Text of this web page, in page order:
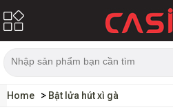
Home Bật lửa hút xì gà